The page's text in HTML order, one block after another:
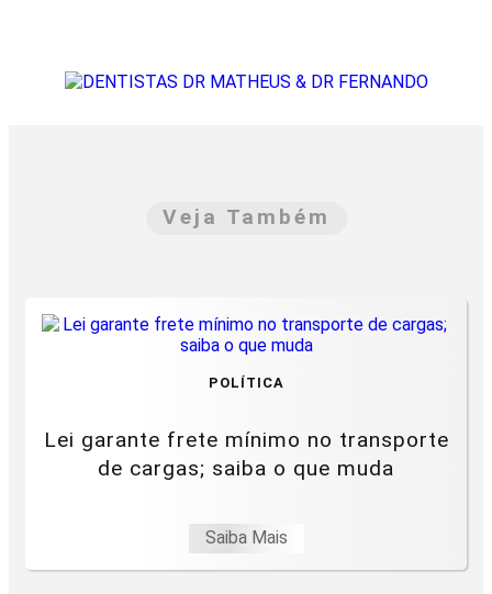
Veja Também
POLÍTICA
Lei garante frete mínimo no transporte
de cargas; saiba o que muda
Saiba Mais